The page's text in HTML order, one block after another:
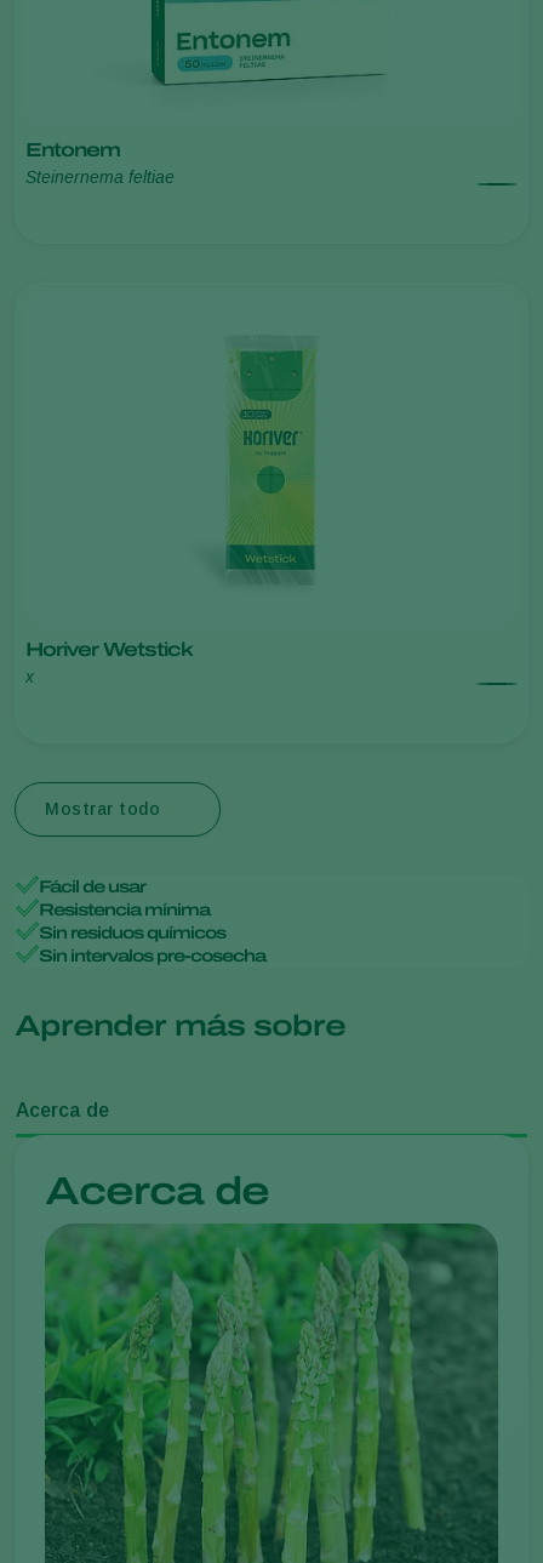
Entonem
Steinernema feltiae
Horiver Wetstick
x
Mostrar todo
Fácil de usar
Resistencia mínima
Sin residuos químicos
Sin intervalos pre-cosecha
Aprender más sobre
Acerca de
Acerca de